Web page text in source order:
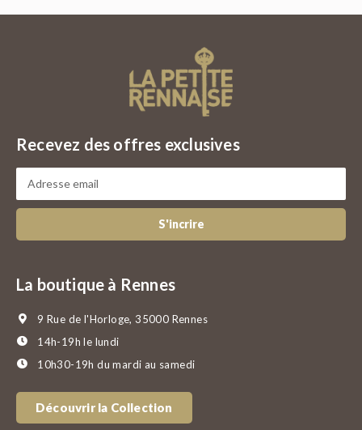
Recevez des offres exclusives
S'incrire
La boutique à Rennes
9 Rue de l'Horloge, 35000 Rennes
14h-19h le lundi
10h30-19h du mardi au samedi
Découvrir la Collection